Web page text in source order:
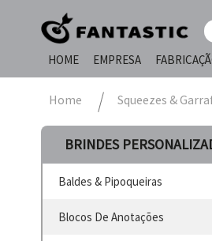
HOME
EMPRESA
Home Squeezes &
BRINDES
Baldes & Pipoqueiras
Blocos De Anotações